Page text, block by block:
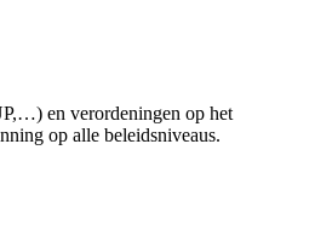
en verordeningen op het
op alle beleidsniveaus.